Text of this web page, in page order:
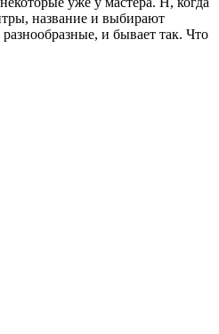
название и выбирают
и бывает так. Что